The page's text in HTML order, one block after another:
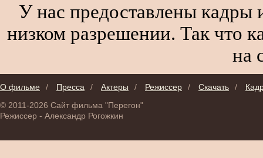
У нас предоставлены кадры
низком разрешении. Так что
на
О фильме / Пресса / Актеры / Режиссер / Скачать /
© 2011-2026 Сайт фильма "Перегон"
Режиссер - Александр Рогожкин